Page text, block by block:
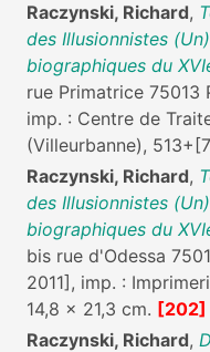
Raczynski, Richard,
des Illusionnistes
biographiques du
rue Primatrice 75013
imp. : Centre de
(Villeurbanne),
Raczynski, Richard,
des Illusionnistes
biographiques du
bis rue d'Odessa
2011], imp. :
14,8 x 21,3 cm. [202]
Raczynski, Richard,